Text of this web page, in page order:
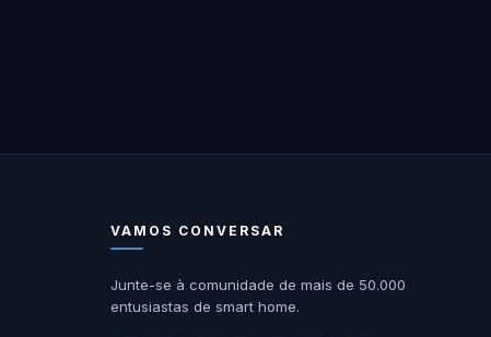
VAMOS CONVERSAR
Junte-se à comunidade de mais de 50.000
entusiastas de smart home.